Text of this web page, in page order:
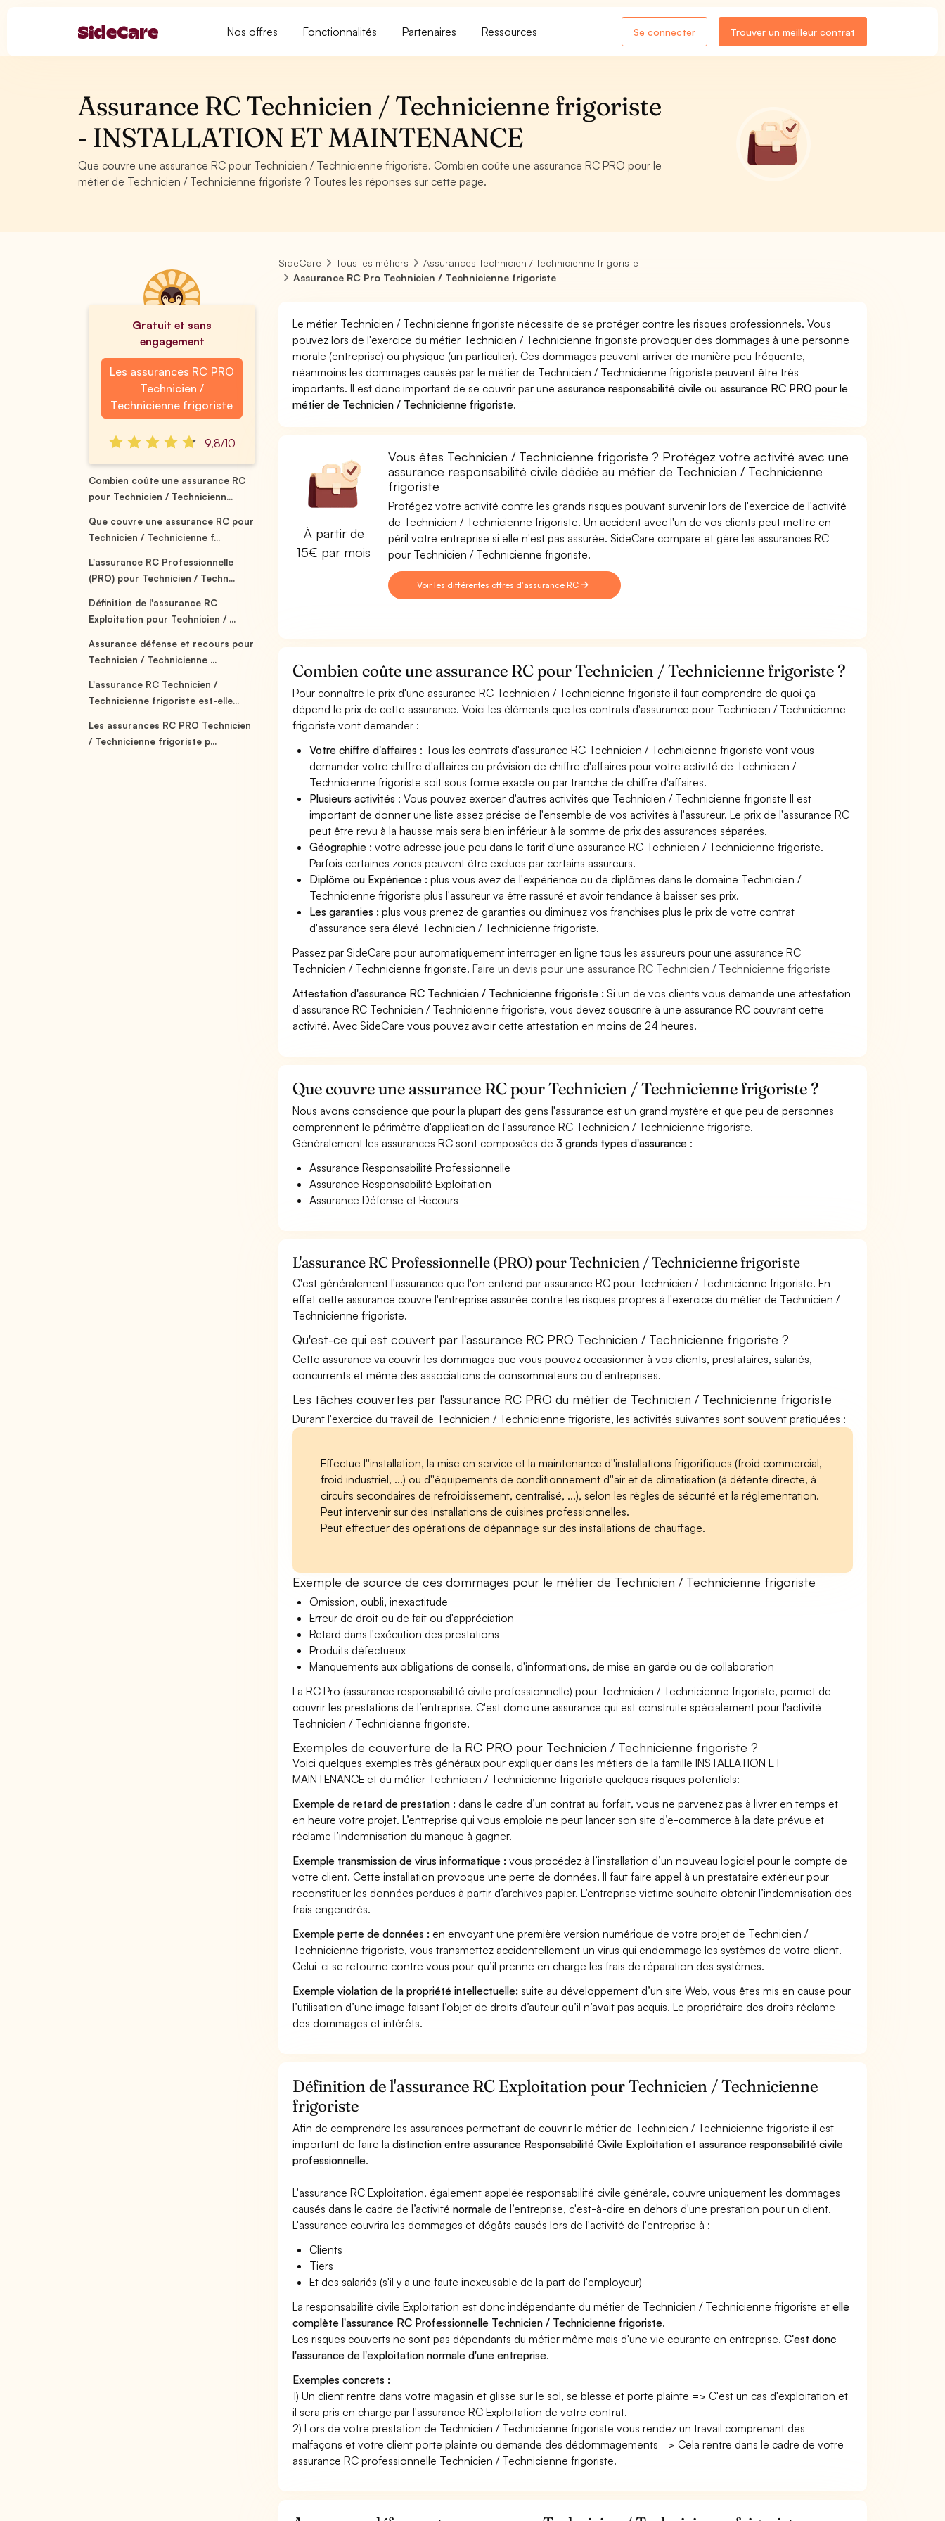
Nos offres Fonctionnalités Partenaires Ressources Se connecter Trouver un meilleur contrat
Assurance RC Technicien / Technicienne frigoriste
- INSTALLATION ET MAINTENANCE
Que couvre une assurance RC pour Technicien / Technicienne frigoriste. Combien coûte une assurance RC PRO pour le
métier de Technicien / Technicienne frigoriste ? Toutes les réponses sur cette page.
Gratuit et sans
engagement
Les assurances RC PRO
Technicien /
Technicienne frigoriste
9,8/10
Combien coûte une assurance RC
pour Technicien / Technicienn...
Que couvre une assurance RC pour
Technicien / Technicienne f...
L'assurance RC Professionnelle
(PRO) pour Technicien / Techn...
Définition de l'assurance RC
Exploitation pour Technicien / ...
Assurance défense et recours pour
Technicien / Technicienne ...
L'assurance RC Technicien /
Technicienne frigoriste est-elle...
Les assurances RC PRO Technicien
/ Technicienne frigoriste p...
SideCare Tous les métiers
Assurances Technicien / Technicienne frigoriste
Assurance RC Pro Technicien / Technicienne frigoriste
Le métier Technicien / Technicienne frigoriste nécessite de se protéger contre les risques professionnels. Vous
pouvez lors de l'exercice du métier Technicien / Technicienne frigoriste provoquer des dommages à une personne
morale (entreprise) ou physique (un particulier). Ces dommages peuvent arriver de manière peu fréquente,
néanmoins les dommages causés par le métier de Technicien / Technicienne frigoriste peuvent être très
importants. Il est donc important de se couvrir par uneassurance responsabilité civile ouassurance RC PRO pour le
métier de Technicien / Technicienne frigoriste.
À partir de
15€ par mois
Vous êtes Technicien / Technicienne frigoriste ? Protégez votre activité avec une
assurance responsabilité civile dédiée au métier de Technicien / Technicienne
frigoriste
Protégez votre activité contre les grands risques pouvant survenir lors de l'exercice de l'activité
de Technicien / Technicienne frigoriste. Un accident avec l'un de vos clients peut mettre en
péril votre entreprise si elle n'est pas assurée. SideCare compare et gère les assurances RC
pour Technicien / Technicienne frigoriste.
Voir les différentes offres d'assurance RC
Combien coûte une assurance RC pour Technicien / Technicienne frigoriste ?
Pour connaître le prix d'une assurance RC Technicien / Technicienne frigoriste il faut comprendre de quoi ça
dépend le prix de cette assurance. Voici les éléments que les contrats d'assurance pour Technicien / Technicienne
frigoriste vont demander :
Votre chiffre d'affaires : Tous les contrats d'assurance RC Technicien / Technicienne frigoriste vont vous
demander votre chiffre d'affaires ou prévision de chiffre d'affaires pour votre activité de Technicien /
Technicienne frigoriste soit sous forme exacte ou par tranche de chiffre d'affaires.
Plusieurs activités : Vous pouvez exercer d'autres activités que Technicien / Technicienne frigoriste Il est
important de donner une liste assez précise de l'ensemble de vos activités à l'assureur. Le prix de l'assurance RC
peut être revu à la hausse mais sera bien inférieur à la somme de prix des assurances séparées.
Géographie :votre adresse joue peu dans le tarif d'une assurance RC Technicien / Technicienne frigoriste.
Parfois certaines zones peuvent être exclues par certains assureurs.
Diplôme ou Expérience :plus vous avez de l'expérience ou de diplômes dans le domaine Technicien /
Technicienne frigoriste plus l'assureur va être rassuré et avoir tendance à baisser ses prix.
Les garanties :plus vous prenez de garanties ou diminuez vos franchises plus le prix de votre contrat
d'assurance sera élevé Technicien / Technicienne frigoriste.
Passez par SideCare pour automatiquement interroger en ligne tous les assureurs pour une assurance RC
Technicien / Technicienne frigoriste.Faire un devis pour une assurance RC Technicien / Technicienne frigoriste
Attestation d'assurance RC Technicien / Technicienne frigoriste : Si un de vos clients vous demande une attestation
d'assurance RC Technicien / Technicienne frigoriste, vous devez souscrire à une assurance RC couvrant cette
activité. Avec SideCare vous pouvez avoir cette attestation en moins de 24 heures.
Que couvre une assurance RC pour Technicien / Technicienne frigoriste ?
Nous avons conscience que pour la plupart des gens l'assurance est un grand mystère et que peu de personnes
comprennent le périmètre d'application de l'assurance RC Technicien / Technicienne frigoriste.
Généralement les assurances RC sont composées de3 grands types d'assurance :
Assurance Responsabilité Professionnelle
Assurance Responsabilité Exploitation
Assurance Défense et Recours
L'assurance RC Professionnelle (PRO) pour Technicien / Technicienne frigoriste
C'est généralement l'assurance que l'on entend par assurance RC pour Technicien / Technicienne frigoriste. En
effet cette assurance couvre l'entreprise assurée contre les risques propres à l'exercice du métier de Technicien /
Technicienne frigoriste.
Qu'est-ce qui est couvert par l'assurance RC PRO Technicien / Technicienne frigoriste ?
Cette assurance va couvrir les dommages que vous pouvez occasionner à vos clients, prestataires, salariés,
concurrents et même des associations de consommateurs ou d'entreprises.
Les tâches couvertes par l'assurance RC PRO du métier de Technicien / Technicienne frigoriste
Durant l'exercice du travail de Technicien / Technicienne frigoriste, les activités suivantes sont souvent pratiquées :
Effectue l''installation, la mise en service et la maintenance d''installations frigorifiques (froid commercial,
froid industriel, ...) ou d''équipements de conditionnement d''air et de climatisation (à détente directe, à
circuits secondaires de refroidissement, centralisé, ...), selon les règles de sécurité et la réglementation.
Peut intervenir sur des installations de cuisines professionnelles.
Peut effectuer des opérations de dépannage sur des installations de chauffage.
Exemple de source de ces dommages pour le métier de Technicien / Technicienne frigoriste
Omission, oubli, inexactitude
Erreur de droit ou de fait ou d'appréciation
Retard dans l'exécution des prestations
Produits défectueux
Manquements aux obligations de conseils, d'informations, de mise en garde ou de collaboration
La RC Pro (assurance responsabilité civile professionnelle) pour Technicien / Technicienne frigoriste, permet de
couvrir les prestations de l’entreprise. C'est donc une assurance qui est construite spécialement pour l'activité
Technicien / Technicienne frigoriste.
Exemples de couverture de la RC PRO pour Technicien / Technicienne frigoriste ?
Voici quelques exemples très généraux pour expliquer dans les métiers de la famille INSTALLATION ET
MAINTENANCE et du métier Technicien / Technicienne frigoriste quelques risques potentiels:
Exemple de retard de prestation : dans le cadre d’un contrat au forfait, vous ne parvenez pas à livrer en temps et
en heure votre projet. L’entreprise qui vous emploie ne peut lancer son site d’e-commerce à la date prévue et
réclame l’indemnisation du manque à gagner.
Exemple transmission de virus informatique : vous procédez à l’installation d’un nouveau logiciel pour le compte de
votre client. Cette installation provoque une perte de données. Il faut faire appel à un prestataire extérieur pour
reconstituer les données perdues à partir d’archives papier. L’entreprise victime souhaite obtenir l’indemnisation des
frais engendrés.
Exemple perte de données : en envoyant une première version numérique de votre projet de Technicien /
Technicienne frigoriste, vous transmettez accidentellement un virus qui endommage les systèmes de votre client.
Celui-ci se retourne contre vous pour qu’il prenne en charge les frais de réparation des systèmes.
Exemple violation de la propriété intellectuelle: suite au développement d’un site Web, vous êtes mis en cause pour
l’utilisation d’une image faisant l’objet de droits d’auteur qu’il n’avait pas acquis. Le propriétaire des droits réclame
des dommages et intérêts.
Définition de l'assurance RC Exploitation pour Technicien / Technicienne
frigoriste
Afin de comprendre les assurances permettant de couvrir le métier de Technicien / Technicienne frigoriste il est
important de faire ladistinction entre assurance Responsabilité Civile Exploitation et assurance responsabilité civile
professionnelle.
L'assurance RC Exploitation, également appelée responsabilité civile générale, couvre uniquement les dommages
causés dans le cadre de l’activiténormale de l’entreprise, c'est-à-dire en dehors d'une prestation pour un client.
L'assurance couvrira les dommages et dégâts causés lors de l'activité de l'entreprise à :
Clients
Tiers
Et des salariés (s'il y a une faute inexcusable de la part de l'employeur)
La responsabilité civile Exploitation est donc indépendante du métier de Technicien / Technicienne frigoriste etelle
complète l'assurance RC Professionnelle Technicien / Technicienne frigoriste.
Les risques couverts ne sont pas dépendants du métier même mais d'une vie courante en entreprise.C'est donc
l'assurance de l'exploitation normale d'une entreprise.
Exemples concrets :
1) Un client rentre dans votre magasin et glisse sur le sol, se blesse et porte plainte => C'est un cas d'exploitation et
il sera pris en charge par l'assurance RC Exploitation de votre contrat.
2) Lors de votre prestation de Technicien / Technicienne frigoriste vous rendez un travail comprenant des
malfaçons et votre client porte plainte ou demande des dédommagements => Cela rentre dans le cadre de votre
assurance RC professionnelle Technicien / Technicienne frigoriste.